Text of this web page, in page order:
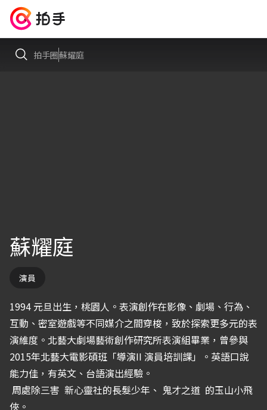
拍手圈蘇耀庭
蘇耀庭
演員
1994 元旦出生，桃園人。表演創作在影像、劇場、行為、
互動、密室遊戲等不同媒介之間穿梭，致於探索更多元的表
演維度。北藝大劇場藝術創作研究所表演組畢業，曾參與
2015年北藝大電影碩班「導演II 演員培訓課」。英語口說
能力佳，有英文、台語演出經驗。
周處除三害 新心靈社的長髮少年、 鬼才之道 的玉山小飛
俠。